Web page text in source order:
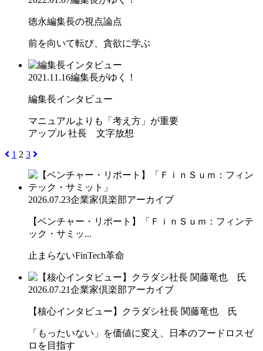
徳永編集長の視点論点
前を向いて転び、貪欲に学ぶ
2021.11.16編集長がゆく！
編集長インタビュー
マニュアルよりも「考え方」が重要
アップル 社長 文字放想
1 2 3
2026.07.23企業家倶楽部アーカイブ
【ベンチャー・リポート】「ＦｉｎＳｕｍ：フィンテ
ック・サミッ...
止まらないFinTech革命
2026.07.21企業家倶楽部アーカイブ
【核心インタビュー】クラダシ社長 関藤竜也 氏
「もったいない」を価値に変え、日本のフードロスゼ
ロを目指す